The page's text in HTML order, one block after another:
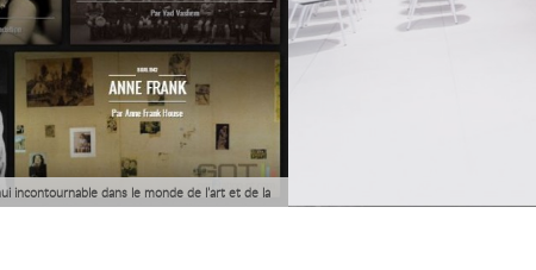
incontournable dans le monde de l’art et de la